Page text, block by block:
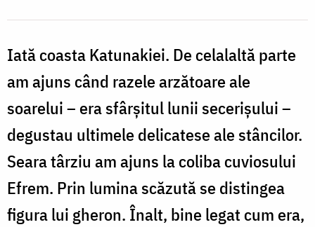
Iată coasta Katunakiei. De celalaltă parte
am ajuns când razele arzătoare ale
soarelui – era sfârșitul lunii secerișului –
degustau ultimele delicatese ale stâncilor.
Seara târziu am ajuns la coliba cuviosului
Efrem. Prin lumina scăzută se distingea
figura lui gheron. Înalt, bine legat cum era,